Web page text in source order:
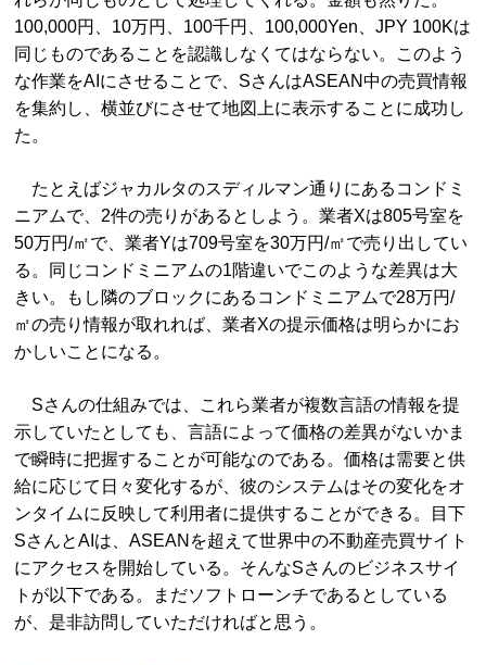
100,000円、10万円、100千円、100,000Yen、JPY 100Kは
同じものであることを認識しなくてはならない。このよう
な作業をAIにさせることで、SさんはASEAN中の売買情報
を集約し、横並びにさせて地図上に表示することに成功し
た。
たとえばジャカルタのスディルマン通りにあるコンドミ
ニアムで、2件の売りがあるとしよう。業者Xは805号室を
50万円/㎡で、業者Yは709号室を30万円/㎡で売り出してい
る。同じコンドミニアムの1階違いでこのような差異は大
きい。もし隣のブロックにあるコンドミニアムで28万円/
㎡の売り情報が取れれば、業者Xの提示価格は明らかにお
かしいことになる。
Sさんの仕組みでは、これら業者が複数言語の情報を提
示していたとしても、言語によって価格の差異がないかま
で瞬時に把握することが可能なのである。価格は需要と供
給に応じて日々変化するが、彼のシステムはその変化をオ
ンタイムに反映して利用者に提供することができる。目下
SさんとAIは、ASEANを超えて世界中の不動産売買サイト
にアクセスを開始している。そんなSさんのビジネスサイ
トが以下である。まだソフトローンチであるとしている
が、是非訪問していただければと思う。